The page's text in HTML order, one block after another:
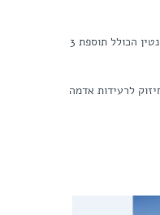
פרויקט ייחודי באזור צפון פלורנטין הכולל תוספת 3
לרעידות אדמה